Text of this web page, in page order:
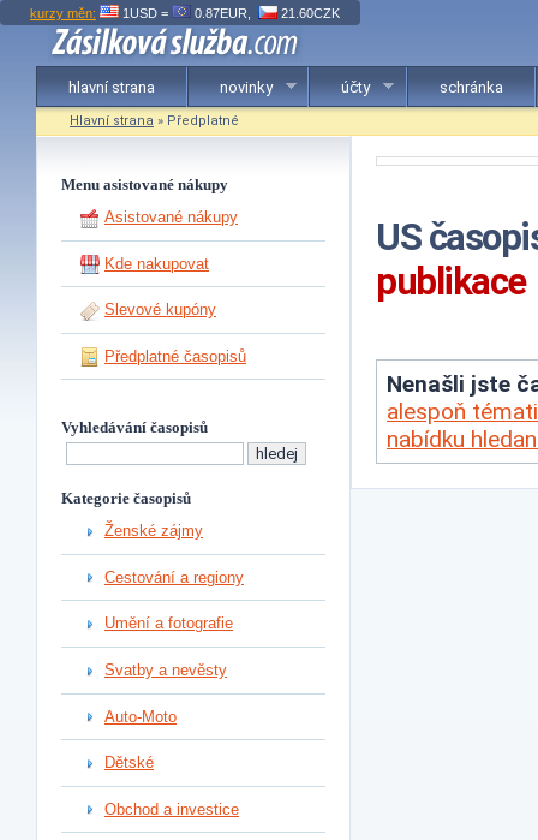
kurzy měn: 1USD = 0.87EUR, 21.60CZK
hlavní strana novinky účty schránka
Hlavní strana » Předplatné
Menu asistované nákupy
Asistované nákupy
Kde nakupovat
Slevové kupóny
Předplatné časopisů
Vyhledávání časopisů
Kategorie časopisů
Ženské zájmy
Cestování a regiony
Umění a fotografie
Svatby a nevěsty
Auto-Moto
Dětské
Obchod a investice
US
publikace
Nenašli jste
alespoň
nabídku